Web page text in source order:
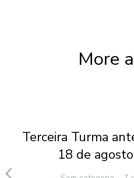
More
Terceira Turma
18 de